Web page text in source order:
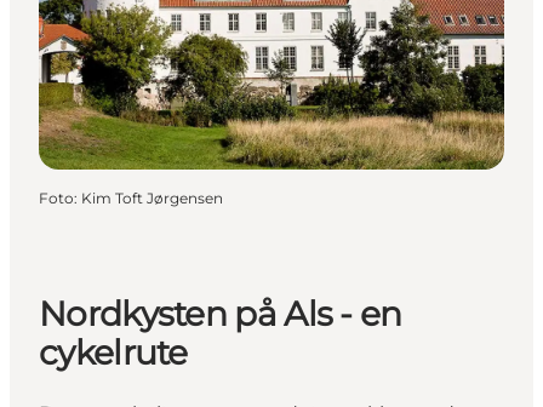
Foto: Kim Toft Jørgensen
Nordkysten på Als - en
cykelrute